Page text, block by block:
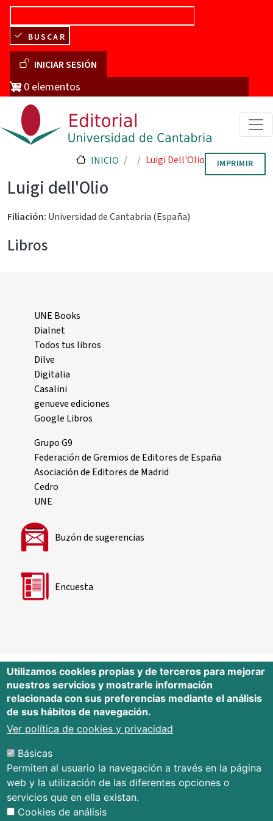
Pasar al contenido principal
BUSCAR
Menú de cuenta de usuario
INICIAR SESIÓN
0 elementos
INICIO Luigi Dell'Olio
Luigi dell'Olio
IMPRIMIR
Filiación Universidad de Cantabria (España)
Libros
UNE Books
Dialnet
Todos tus libros
Dilve
Digitalia
Casalini
genueve ediciones
Google Libros
Grupo G9
Federación de Gremios de Editores de España
Asociación de Editores de Madrid
Cedro
UNE
Buzón de sugerencias
Encuesta
Editorial Universidad de Cantabria
Edificio Tres Torres, Torre C, planta –1
Avda. Los Castros s/n - 39005
Tfno.: 942 201 087 - 942 201 291
E-mail:publica@unican.es
Términos y condiciones
Mapa Web
Utilizamos cookies propias y de terceros para mejorar
nuestros servicios y mostrarle información
relacionada con sus preferencias mediante el análisis
de sus hábitos de navegación.
Ver política de cookies y privacidad
Básicas
Permiten al usuario la navegación a través en la página
web y la utilización de las diferentes opciones o
servicios que en ella existan.
Cookies de análisis